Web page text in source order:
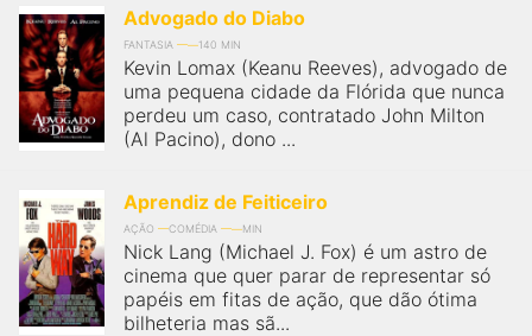
Advogado do Diabo
FANTASIA 140 MIN
Kevin Lomax (Keanu Reeves), advogado de
uma pequena cidade da Flórida que nunca
perdeu um caso, contratado John Milton
(Al Pacino), dono ...
Aprendiz de Feiticeiro
AÇÃO COMÉDIA MIN
Nick Lang (Michael J. Fox) é um astro de
cinema que quer parar de representar só
papéis em fitas de ação, que dão ótima
bilheteria mas sã...